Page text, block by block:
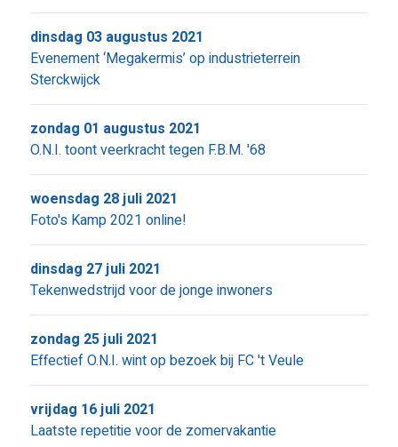
Evenement ‘Megakermis’ op industrieterrein
Sterckwijck
dinsdag 03 augustus 2021
O.N.I. toont veerkracht tegen F.B.M. '68
zondag 01 augustus 2021
Foto's Kamp 2021 online!
woensdag 28 juli 2021
Tekenwedstrijd voor de jonge inwoners
dinsdag 27 juli 2021
Effectief O.N.I. wint op bezoek bij FC 't Veule
zondag 25 juli 2021
Laatste repetitie voor de zomervakantie
vrijdag 16 juli 2021